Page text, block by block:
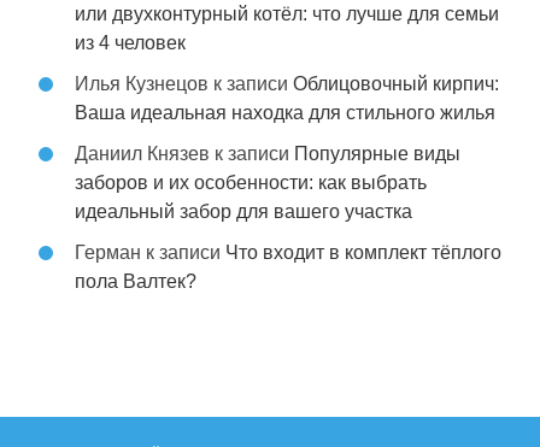
или двухконтурный котёл: что лучше для семьи
из 4 человек
Илья Кузнецов к записиОблицовочный кирпич:
Ваша идеальная находка для стильного жилья
Даниил Князев к записи Популярные виды
заборов и их особенности: как выбрать
идеальный забор для вашего участка
Герман к записи Что входит в комплект тёплого
пола Валтек?